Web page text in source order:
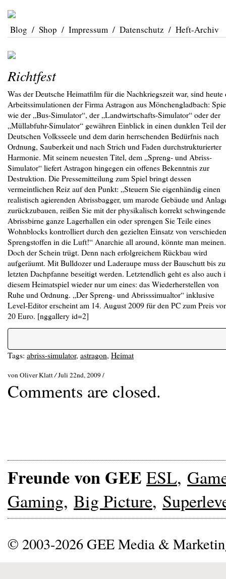
Blog / Shop / Impressum / Datenschutz / Heft-Archiv
Richtfest
Was der Deutsche Heimatfilm für die Nachkriegszeit war, sind heute
Arbeitssimulationen der Firma Astragon aus Mönchengladbach:
wie der „Bus-Simulator“, der „Landwirtschafts-Simulator“ oder der
„Müllabfuhr-Simulator“ gewähren Einblick in einen dunklen Teil der
Deutschen Volksseele und dem darin herrschenden Bedürfnis nach
Ordnung, Sauberkeit und nach Strich und Faden durchstrukturierter
Harmonie. Mit seinem neuesten Titel, dem „Spreng- und Abriss-
Simulator“ liefert Astragon hingegen ein offenes Bekenntnis zur
Destruktion. Die Pressemitteilung zum Spiel bringt dessen
vermeintlichen Reiz auf den Punkt: „Steuern Sie eigenhändig einen
realistisch agierenden Abrissbagger, um marode Gebäude und
zurückzubauen, reißen Sie mit der physikalisch korrekt
Abrissbirne ganze Lagerhallen ein oder sprengen Sie Teile eines
Wohnblocks kontrolliert durch den gezielten Einsatz von
Sprengstoffen in die Luft!“ Anarchie all around, könnte man meinen.
Doch der Schein trügt. Denn nach erfolgreichem Rückbau wird
aufgeräumt. Mit Bulldozer und Laderaupe muss der Bauschutt bis
letzten Dachpfanne beseitigt werden. Letztendlich geht es also auch
diesem Heimatspiel wieder nur um eines: das Wiederherstellen von
Ruhe und Ordnung. „Der Spreng- und Abrisssimualtor“ inklusive
Level-Editor erscheint am 14. August 2009 für den PC zum Preis
20 Euro. [nggallery id=2]
Tags: abriss-simulator, astragon, Heimat
von Oliver Klatt/Juli 22nd, 2009 /
Comments are closed.
Freunde von GEE ESL,
Gaming, Big Picture,
© 2003-2026 GEE Media &